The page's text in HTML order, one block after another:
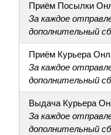
Приём Посылки
За каждое
дополнительный
Приём Курьера
За каждое
дополнительный
Выдача Курьера
За каждое
дополнительный